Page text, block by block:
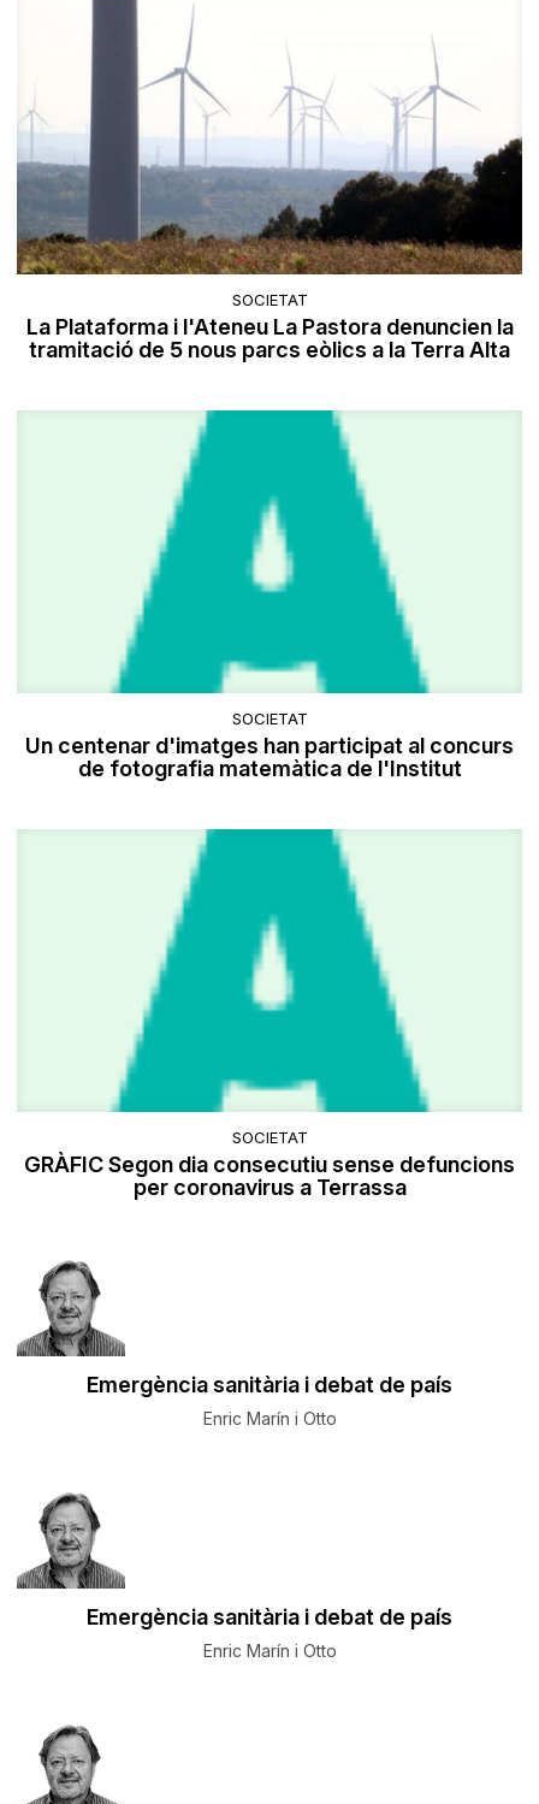
SOCIETAT
La Plataforma i l'Ateneu La Pastora denuncien la
tramitació de 5 nous parcs eòlics a la Terra Alta
SOCIETAT
Un centenar d'imatges han participat al concurs
de fotografia matemàtica de l'Institut
SOCIETAT
GRÀFIC Segon dia consecutiu sense defuncions
per coronavirus a Terrassa
Emergència sanitària i debat de país
Enric Marín i Otto
Emergència sanitària i debat de país
Enric Marín i Otto